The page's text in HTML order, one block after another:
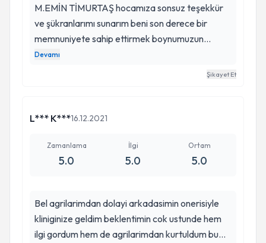
M.EMİN TİMURTAŞ hocamıza sonsuz teşekkür
ve şükranlarımı sunarım beni son derece bir
memnuniyete sahip ettirmek boynumuzun
borcudur ağrısız acısız ameliyatsız beni boyun
fığı teşhisi konulan tüm ağrılarımdan kurtardı
saygılarımı sunarım herkese öneririm kessin
Devamı
Şikayet Et
L*** K***16.12.2021
Zamanlama
5.0
İlgi
5.0
Ortam
5.0
Bel agrilarimdan dolayi arkadasimin onerisiyle
kliniginize geldim beklentimin cok ustunde hem
ilgi gordum hem de agrilarimdan kurtuldum bu